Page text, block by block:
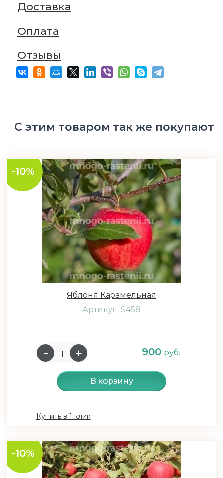
Доставка
Оплата
Отзывы
С этим товаром так же покупают
-10%
Яблоня Карамельная
Артикул: S458
900 руб.
В корзину
Купить в 1 клик
-10%